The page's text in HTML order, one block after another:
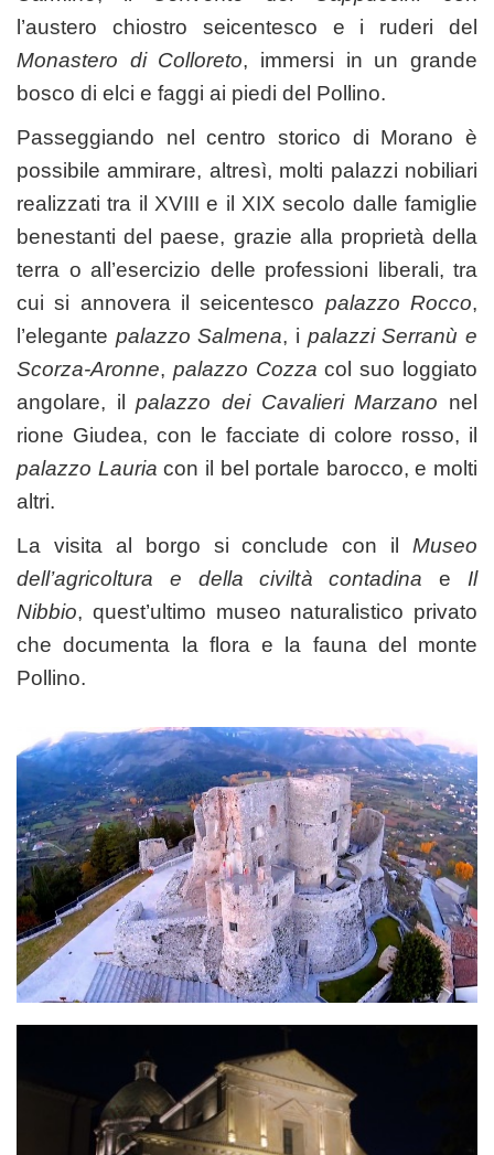
l’austero chiostro seicentesco e i ruderi del
Monastero di Colloreto, immersi in un grande
bosco di elci e faggi ai piedi del Pollino.
Passeggiando nel centro storico di Morano è
possibile ammirare, altresì, molti palazzi nobiliari
realizzati tra il XVIII e il XIX secolo dalle famiglie
benestanti del paese, grazie alla proprietà della
terra o all’esercizio delle professioni liberali, tra
cui si annovera il seicentesco palazzo Rocco,
l’elegante palazzo Salmena, i palazzi Serranù e
Scorza-Aronne, palazzo Cozza col suo loggiato
angolare, ilpalazzo dei Cavalieri Marzano nel
rione Giudea, con le facciate di colore rosso, il
palazzo Lauria con il bel portale barocco, e molti
altri.
La visita al borgo si conclude con il Museo
dell’agricoltura e della civiltà contadina e Il
Nibbio, quest’ultimo museo naturalistico privato
che documenta la flora e la fauna del monte
Pollino.